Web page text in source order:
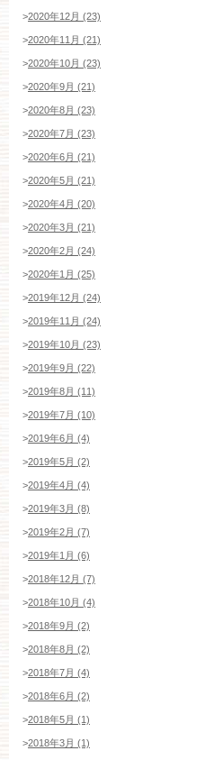
>2020年12月 (23)
>2020年11月 (21)
>2020年10月 (23)
>2020年9月 (21)
>2020年8月 (23)
>2020年7月 (23)
>2020年6月 (21)
>2020年5月 (21)
>2020年4月 (20)
>2020年3月 (21)
>2020年2月 (24)
>2020年1月 (25)
>2019年12月 (24)
>2019年11月 (24)
>2019年10月 (23)
>2019年9月 (22)
>2019年8月 (11)
>2019年7月 (10)
>2019年6月 (4)
>2019年5月 (2)
>2019年4月 (4)
>2019年3月 (8)
>2019年2月 (7)
>2019年1月 (6)
>2018年12月 (7)
>2018年10月 (4)
>2018年9月 (2)
>2018年8月 (2)
>2018年7月 (4)
>2018年6月 (2)
>2018年5月 (1)
>2018年3月 (1)